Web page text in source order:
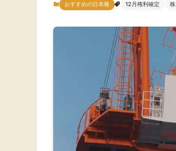
おすすめの日本株 12月権利確定